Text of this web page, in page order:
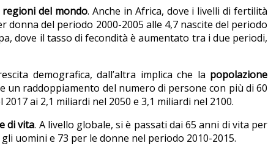
del mondo. Anche in Africa, dove i livelli di fertilità
del periodo 2000-2005 alle 4,7 nascite del periodo
dove il tasso di fecondità è aumentato tra i due periodi,
demografica, dall’altra implica che la popolazione
un raddoppiamento del numero di persone con più di 60
2017 ai 2,1 miliardi nel 2050 e 3,1 miliardi nel 2100.
di vita. A livello globale, si è passati dai 65 anni di vita per
uomini e 73 per le donne nel periodo 2010-2015.